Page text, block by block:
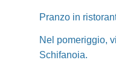
Pranzo in
Nel pomeriggio,
Schifanoia.